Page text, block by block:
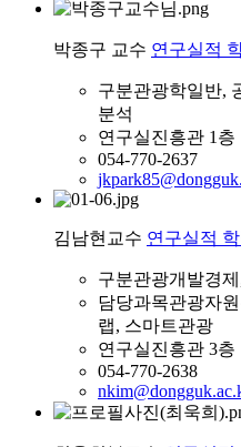
박종구 교수 연구실적
구분관광학일반,
분석
연구실진흥관 1층
054-770-2637
김남현 교수 연구실적
구분관광개발경
담당과목관광자
랩, 스마트관광
연구실진흥관 3층
054-770-2638